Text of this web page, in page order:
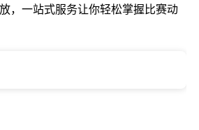
，一站式服务让你轻松掌握比赛动